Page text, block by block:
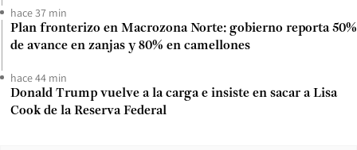
hace 37 min
Plan fronterizo en Macrozona Norte: gobierno reporta 50%
de avance en zanjas y 80% en camellones
hace 44 min
Donald Trump vuelve a la carga e insiste en sacar a Lisa
Cook de la Reserva Federal